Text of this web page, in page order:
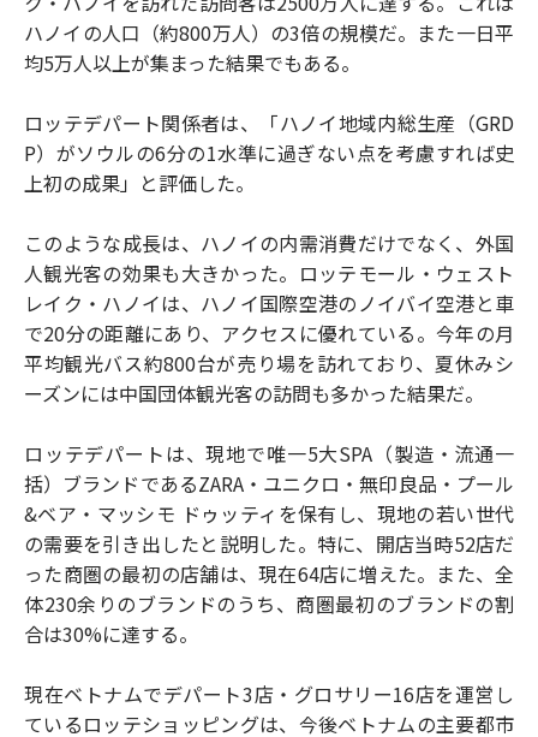
ハノイの人口（約800万人）の3倍の規模だ。また一日平
均5万人以上が集まった結果でもある。
ロッテデパート関係者は、「ハノイ地域内総生産（GRD
P）がソウルの6分の1水準に過ぎない点を考慮すれば史
上初の成果」と評価した。
このような成長は、ハノイの内需消費だけでなく、外国
人観光客の効果も大きかった。ロッテモール・ウェスト
レイク・ハノイは、ハノイ国際空港のノイバイ空港と車
で20分の距離にあり、アクセスに優れている。今年の月
平均観光バス約800台が売り場を訪れており、夏休みシ
ーズンには中国団体観光客の訪問も多かった結果だ。
ロッテデパートは、現地で唯一5大SPA（製造・流通一
括）ブランドであるZARA・ユニクロ・無印良品・プール
&ベア・マッシモ ドゥッティを保有し、現地の若い世代
の需要を引き出したと説明した。特に、開店当時52店だ
った商圏の最初の店舗は、現在64店に増えた。また、全
体230余りのブランドのうち、商圏最初のブランドの割
合は30%に達する。
現在ベトナムでデパート3店・グロサリー16店を運営し
ているロッテショッピングは、今後ベトナムの主要都市